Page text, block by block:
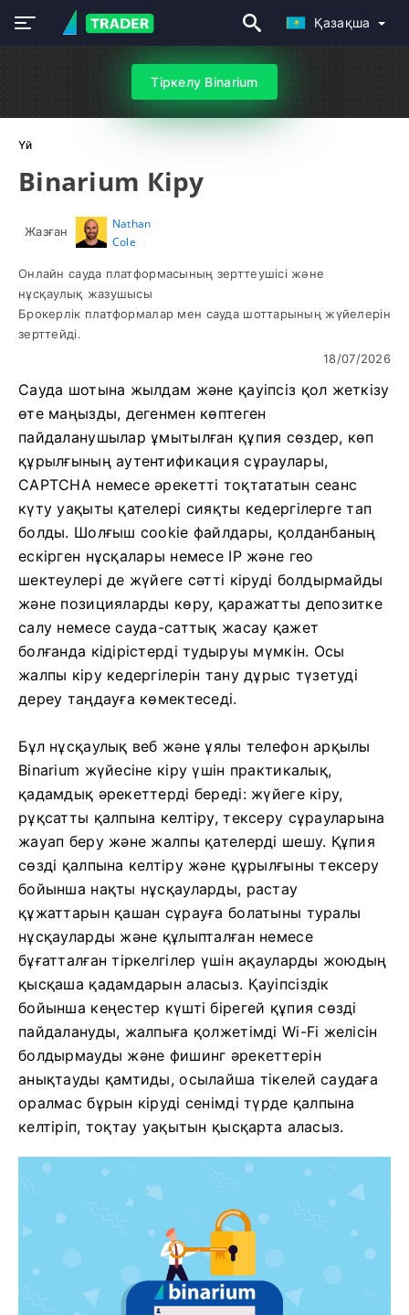
Қазақша
Тіркелу Binarium
Үй
Binarium Кіру
Жазған
Nathan
Cole
Онлайн сауда платформасының зерттеушісі және
нұсқаулық жазушысы
Брокерлік платформалар мен сауда шоттарының жүйелерін
зерттейді.
18/07/2026
Сауда шотына жылдам және қауіпсіз қол жеткізу
өте маңызды, дегенмен көптеген
пайдаланушылар ұмытылған құпия сөздер, көп
құрылғының аутентификация сұраулары,
CAPTCHA немесе әрекетті тоқтататын сеанс
күту уақыты қателері сияқты кедергілерге тап
болды. Шолғыш cookie файлдары, қолданбаның
ескірген нұсқалары немесе IP және гео
шектеулері де жүйеге сәтті кіруді болдырмайды
және позицияларды көру, қаражатты депозитке
салу немесе сауда-саттық жасау қажет
болғанда кідірістерді тудыруы мүмкін. Осы
жалпы кіру кедергілерін тану дұрыс түзетуді
дереу таңдауға көмектеседі.
Бұл нұсқаулық веб және ұялы телефон арқылы
Binarium жүйесіне кіру үшін практикалық,
қадамдық әрекеттерді береді: жүйеге кіру,
рұқсатты қалпына келтіру, тексеру сұрауларына
жауап беру және жалпы қателерді шешу. Құпия
сөзді қалпына келтіру және құрылғыны тексеру
бойынша нақты нұсқауларды, растау
құжаттарын қашан сұрауға болатыны туралы
нұсқауларды және құлыпталған немесе
бұғатталған тіркелгілер үшін ақауларды жоюдың
қысқаша қадамдарын аласыз. Қауіпсіздік
бойынша кеңестер күшті бірегей құпия сөзді
пайдалануды, жалпыға қолжетімді Wi-Fi желісін
болдырмауды және фишинг әрекеттерін
анықтауды қамтиды, осылайша тікелей саудаға
оралмас бұрын кіруді сенімді түрде қалпына
келтіріп, тоқтау уақытын қысқарта аласыз.